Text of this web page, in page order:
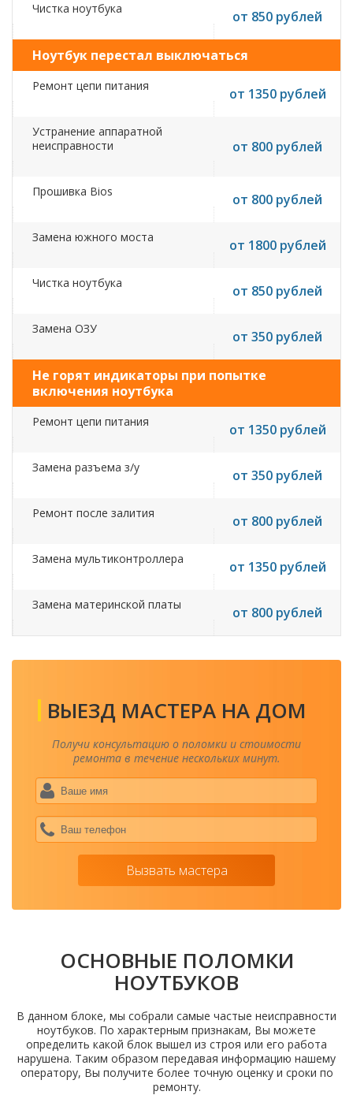
Чистка ноутбука от 850 рублей
Ноутбук перестал выключаться
Ремонт цепи питания от 1350 рублей
Устранение аппаратной
неисправности
от 800 рублей
Прошивка Bios от 800 рублей
Замена южного моста от 1800 рублей
Чистка ноутбука от 850 рублей
Замена ОЗУ от 350 рублей
Не горят индикаторы при попытке
включения ноутбука
Ремонт цепи питания от 1350 рублей
Замена разъема з/у от 350 рублей
Ремонт после залития от 800 рублей
Замена мультиконтроллера от 1350 рублей
Замена материнской платы от 800 рублей
ВЫЕЗД МАСТЕРА НА ДОМ
Получи консультацию о поломки и стоимости
ремонта в течение нескольких минут.
Вызвать мастера
ОСНОВНЫЕ ПОЛОМКИ
НОУТБУКОВ
В данном блоке, мы собрали самые частые неисправности
ноутбуков. По характерным признакам, Вы можете
определить какой блок вышел из строя или его работа
нарушена. Таким образом передавая информацию нашему
оператору, Вы получите более точную оценку и сроки по
ремонту.